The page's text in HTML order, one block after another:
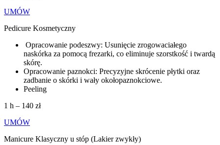
UMÓW
Pedicure Kosmetyczny
Opracowanie podeszwy: Usunięcie zrogowaciałego
naskórka za pomocą frezarki, co eliminuje szorstkość i twardą
skórę.
Opracowanie paznokci: Precyzyjne skrócenie płytki oraz
zadbanie o skórki i wały okołopaznokciowe.
Peeling
1 h – 140 zł
UMÓW
Manicure Klasyczny u stóp (Lakier zwykły)